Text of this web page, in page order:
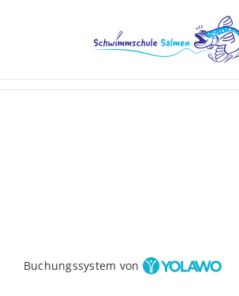
Buchungssystem von